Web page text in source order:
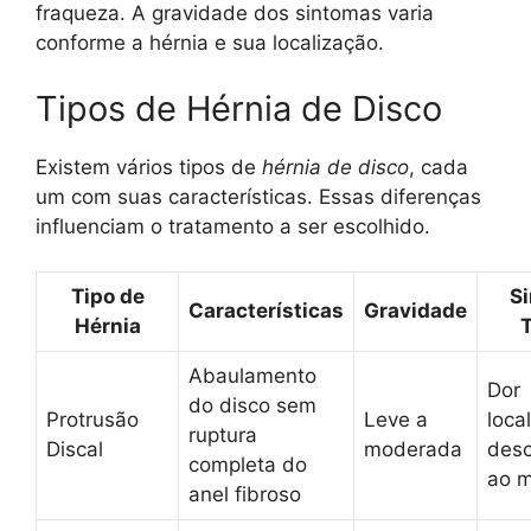
fraqueza. A gravidade dos sintomas varia
conforme a hérnia e sua localização.
Tipos de Hérnia de Disco
Existem vários tipos de hérnia de disco, cada
um com suas características. Essas diferenças
influenciam o tratamento a ser escolhido.
Tipo de
Hérnia
Características Gravidade
Protrusão
Discal
Abaulamento
do disco sem
ruptura
completa do
anel fibroso
Leve a
moderada
Dor
ao